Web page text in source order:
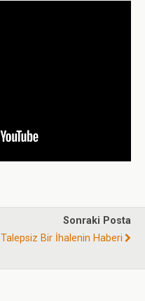
Sonraki Posta
Talepsiz Bir İhalenin Haberi